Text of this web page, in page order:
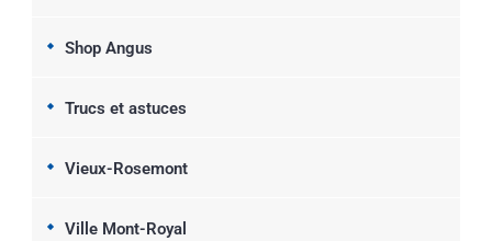
Shop Angus
Trucs et astuces
Vieux-Rosemont
Ville Mont-Royal